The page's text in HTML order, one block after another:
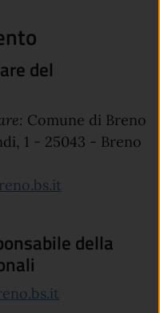
del
Comune di Breno
1 - 25043 - Breno
della